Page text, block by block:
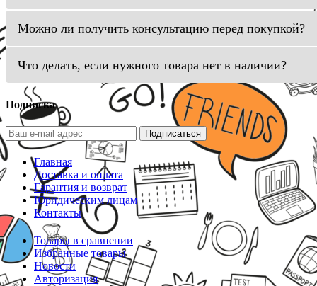
Можно ли получить консультацию перед покупкой?
Что делать, если нужного товара нет в наличии?
Подписка
Подписаться
Главная
Доставка и оплата
Гарантия и возврат
Юридическим лицам
Контакты
Товары в сравнении
Избранные товары
Новости
Авторизация